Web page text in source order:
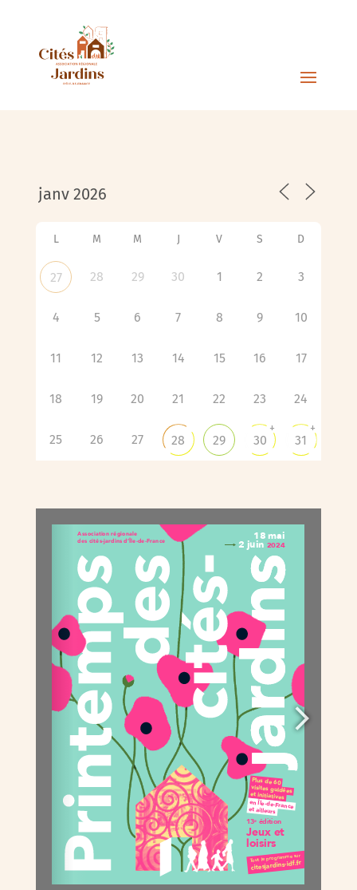
L M M J V S D
27 28 29 30 1 2 3
4 5 6 7 8 9 10
11 12 13 14 15 16 17
18 19 20 21 22 23 24
25 26 27 28 29 30
+
31
+